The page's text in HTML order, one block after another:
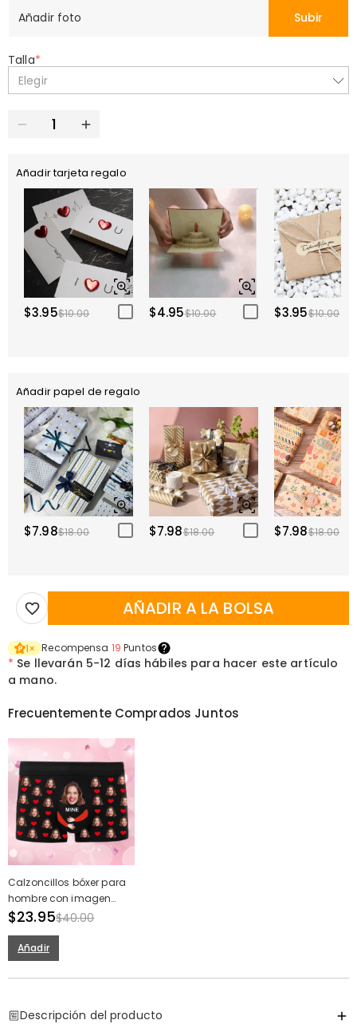
Añadir foto
Subir
Talla*
Elegir
Añadir tarjeta regalo
$3.95$10.00 $4.95$10.00 $3.95$10.00
Añadir papel de regalo
$7.98$18.00 $7.98$18.00 $7.98$18.00
AÑADIR A LA BOLSA
1× Recompensa 19 Puntos
* Se llevarán 5-12 días hábiles para hacer este artículo
a mano.
Frecuentemente Comprados Juntos
Calzoncillos bóxer para
hombre con imagen
personalizada y
regalo creativo para
marido
$23.95$40.00
Añadir
Descripción del producto